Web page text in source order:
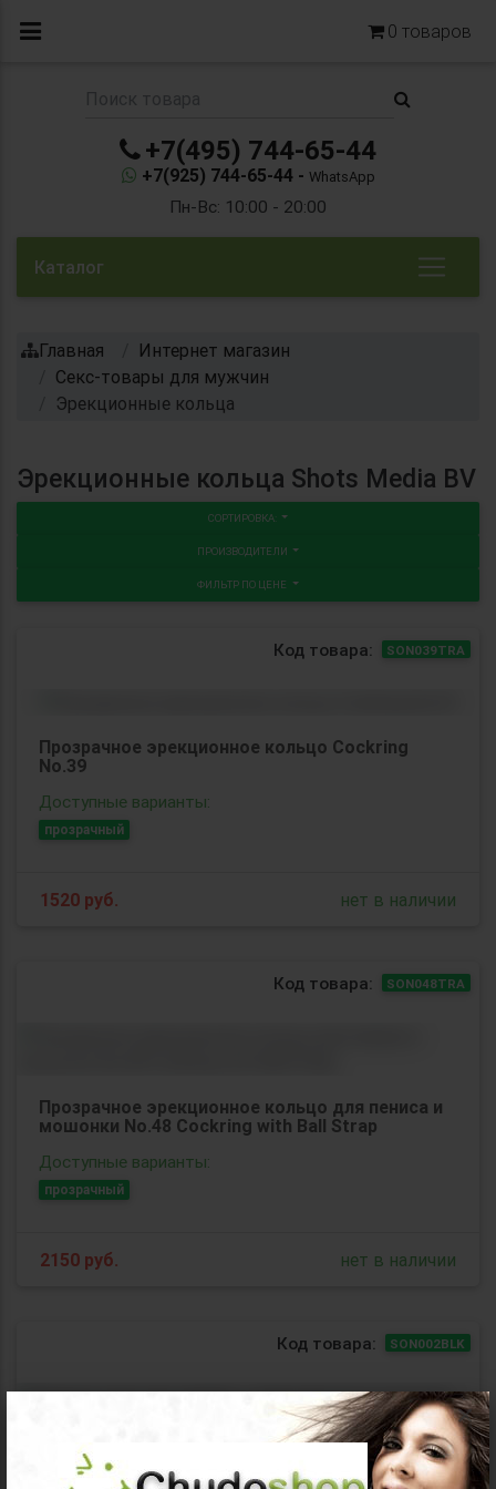
×
0 товаров
+7(495) 744-65-44
+7(925) 744-65-44 - WhatsApp
Пн-Вс: 10:00 - 20:00
Каталог
Главная
Интернет магазин
Секс-товары для мужчин
Эрекционные кольца
Эрекционные кольца Shots Media BV
СОРТИРОВКА:
ПРОИЗВОДИТЕЛИ
ФИЛЬТР ПО ЦЕНЕ
Код товара: SON039TRA
Прозрачное эрекционное кольцо Cockring
No.39
Доступные варианты:
прозрачный
1520 руб. нет в наличии
Код товара: SON048TRA
Прозрачное эрекционное кольцо для пениса и
мошонки No.48 Cockring with Ball Strap
Доступные варианты:
прозрачный
2150 руб. нет в наличии
Код товара: SON002BLK
Чёрная анальная пробка с эрекционным